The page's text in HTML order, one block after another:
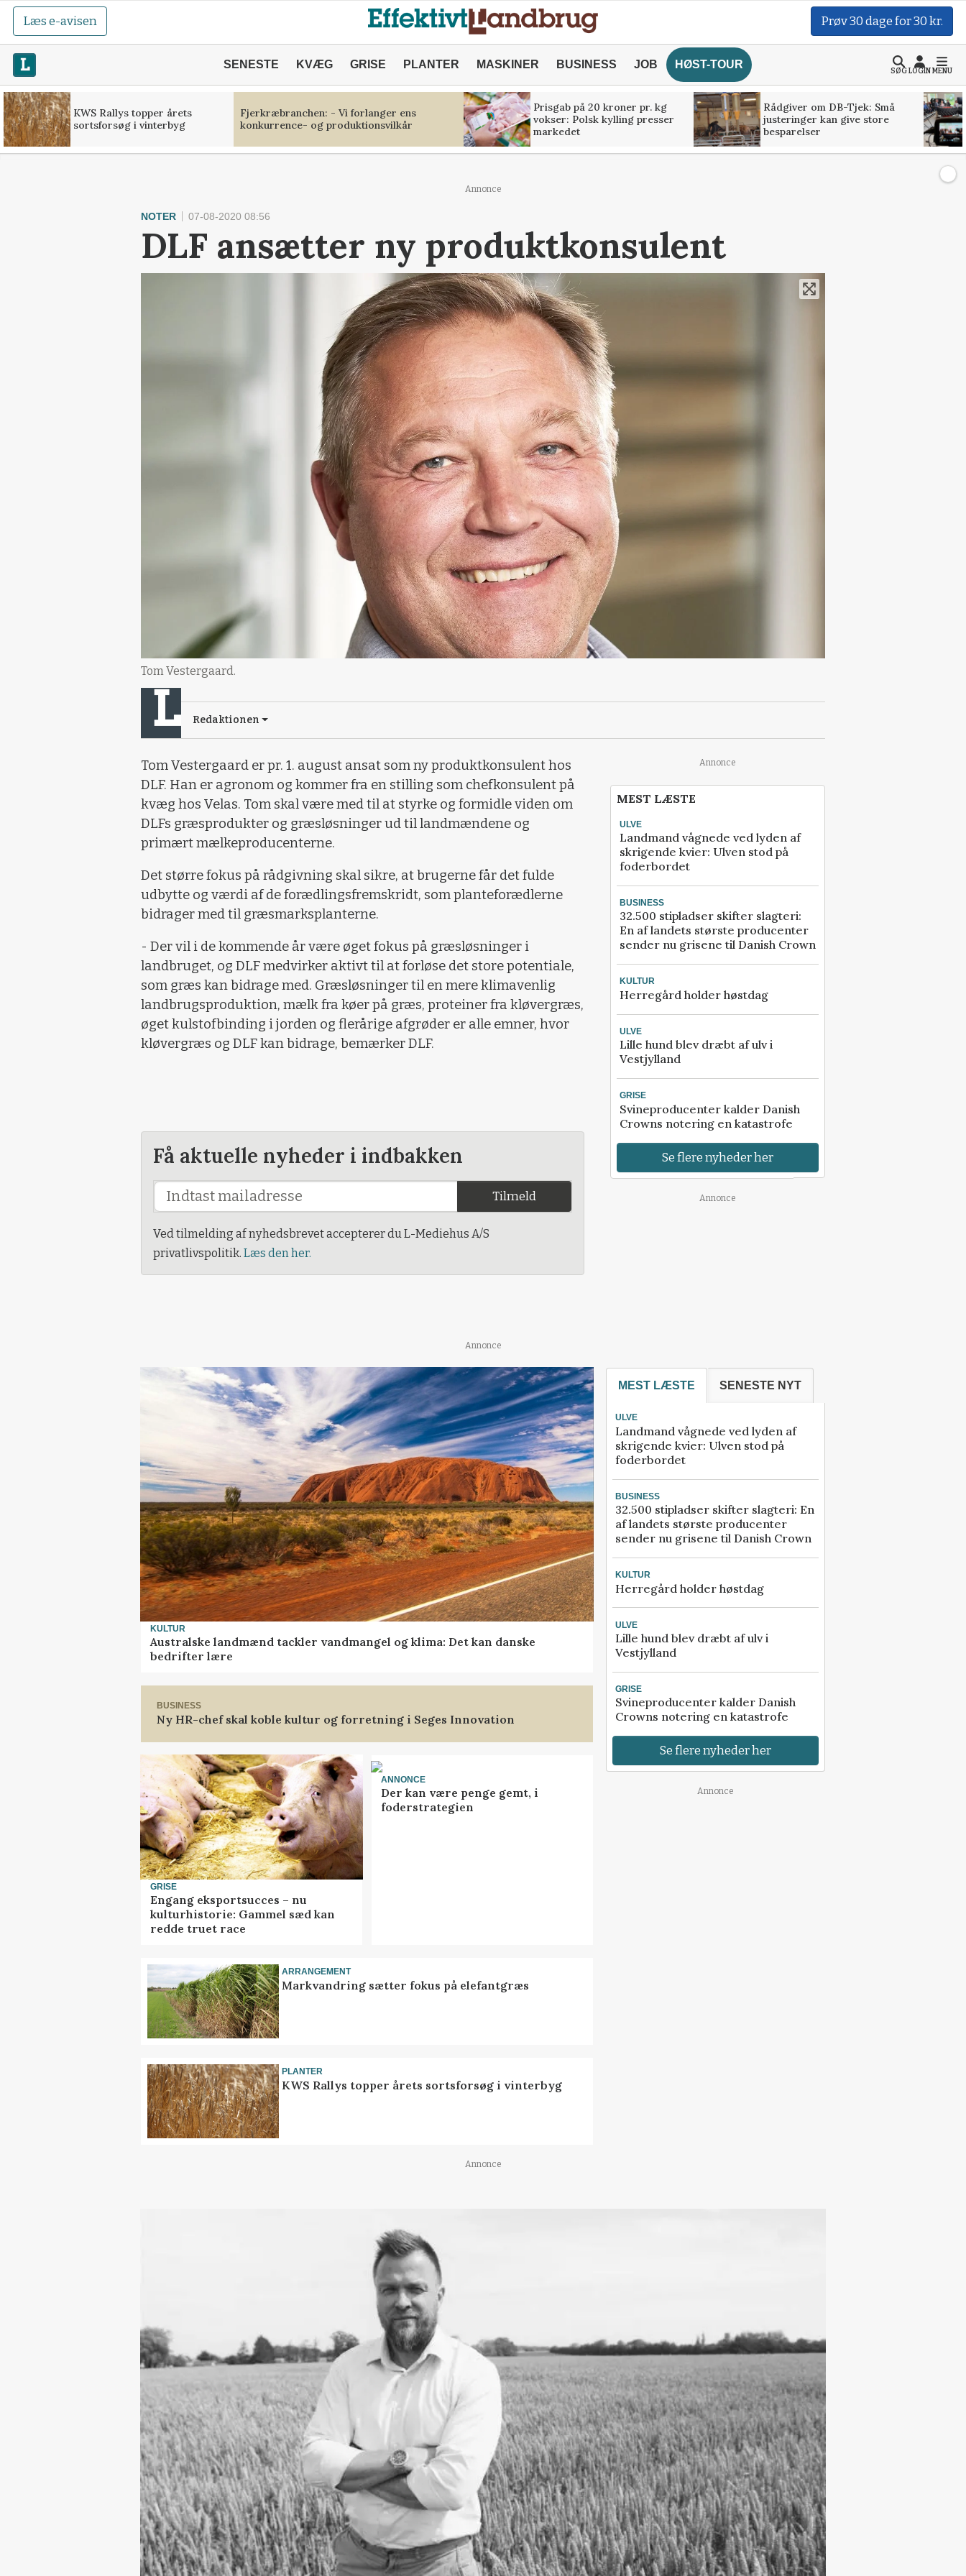
Læs e-avisen Prøv 30 dage for 30 kr.
SENESTE KVÆG GRISE PLANTER MASKINER BUSINESS JOB HØST-TOUR
SØGLOGINMENU
KWS Rallys topper årets
sortsforsøg i vinterbyg
Fjerkræbranchen: - Vi forlanger ens
konkurrence- og produktionsvilkår
Prisgab på 20 kroner pr. kg
vokser: Polsk kylling presser
markedet
Rådgiver om DB-Tjek: Små
justeringer kan give store
besparelser
Annonce
NOTER 07-08-2020 08:56
DLF ansætter ny produktkonsulent
Tom Vestergaard.
Redaktionen
Tom Vestergaard er pr. 1. august ansat som ny produktkonsulent hos
DLF. Han er agronom og kommer fra en stilling som chefkonsulent på
kvæg hos Velas. Tom skal være med til at styrke og formidle viden om
DLFs græsprodukter og græsløsninger ud til landmændene og
primært mælkeproducenterne.
Det større fokus på rådgivning skal sikre, at brugerne får det fulde
udbytte og værdi af de forædlingsfremskridt, som planteforædlerne
bidrager med til græsmarksplanterne.
- Der vil i de kommende år være øget fokus på græsløsninger i
landbruget, og DLF medvirker aktivt til at forløse det store potentiale,
som græs kan bidrage med. Græsløsninger til en mere klimavenlig
landbrugsproduktion, mælk fra køer på græs, proteiner fra kløvergræs,
øget kulstofbinding i jorden og flerårige afgrøder er alle emner, hvor
kløvergræs og DLF kan bidrage, bemærker DLF.
Få aktuelle nyheder i indbakken
Tilmeld
Ved tilmelding af nyhedsbrevet accepterer du L-Mediehus A/S
privatlivspolitik. Læs den her.
Annonce
MEST LÆSTE
ULVE
Landmand vågnede ved lyden af
skrigende kvier: Ulven stod på
foderbordet
BUSINESS
32.500 stipladser skifter slagteri:
En af landets største producenter
sender nu grisene til Danish Crown
KULTUR
Herregård holder høstdag
ULVE
Lille hund blev dræbt af ulv i
Vestjylland
GRISE
Svineproducenter kalder Danish
Crowns notering en katastrofe
Se flere nyheder her
Annonce
Annonce
KULTUR
Australske landmænd tackler vandmangel og klima: Det kan danske
bedrifter lære
BUSINESS
Ny HR-chef skal koble kultur og forretning i Seges Innovation
GRISE
Engang eksportsucces – nu
kulturhistorie: Gammel sæd kan
redde truet race
ANNONCE
Der kan være penge gemt, i
foderstrategien
ARRANGEMENT
Markvandring sætter fokus på elefantgræs
PLANTER
KWS Rallys topper årets sortsforsøg i vinterbyg
MEST LÆSTE SENESTE NYT
ULVE
Landmand vågnede ved lyden af
skrigende kvier: Ulven stod på
foderbordet
BUSINESS
32.500 stipladser skifter slagteri: En
af landets største producenter
sender nu grisene til Danish Crown
KULTUR
Herregård holder høstdag
ULVE
Lille hund blev dræbt af ulv i
Vestjylland
GRISE
Svineproducenter kalder Danish
Crowns notering en katastrofe
Se flere nyheder her
Annonce
Annonce